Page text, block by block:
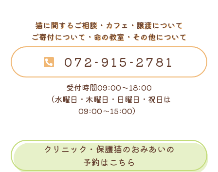
猫に関するご相談・カフェ・譲渡について
ご寄付について・命の教室・その他について
072-915-2781
受付時間09:00～18:00
（水曜日・木曜日・日曜日・祝日は
09:00～15:00）
クリニック・保護猫のおみあいの
予約はこちら